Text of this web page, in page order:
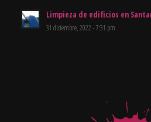
Limpieza de edificios en
31 diciembre, 2022 - 7:31 pm